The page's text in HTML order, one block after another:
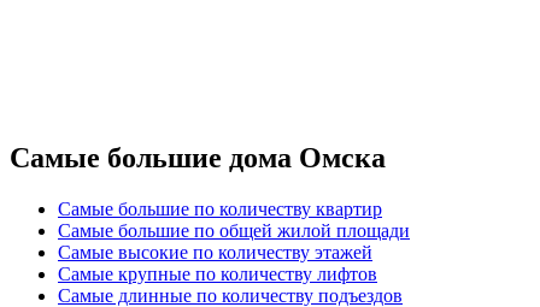
Самые большие дома Омска
Самые большие по количеству квартир
Самые большие по общей жилой площади
Самые высокие по количеству этажей
Самые крупные по количеству лифтов
Самые длинные по количеству подъездов